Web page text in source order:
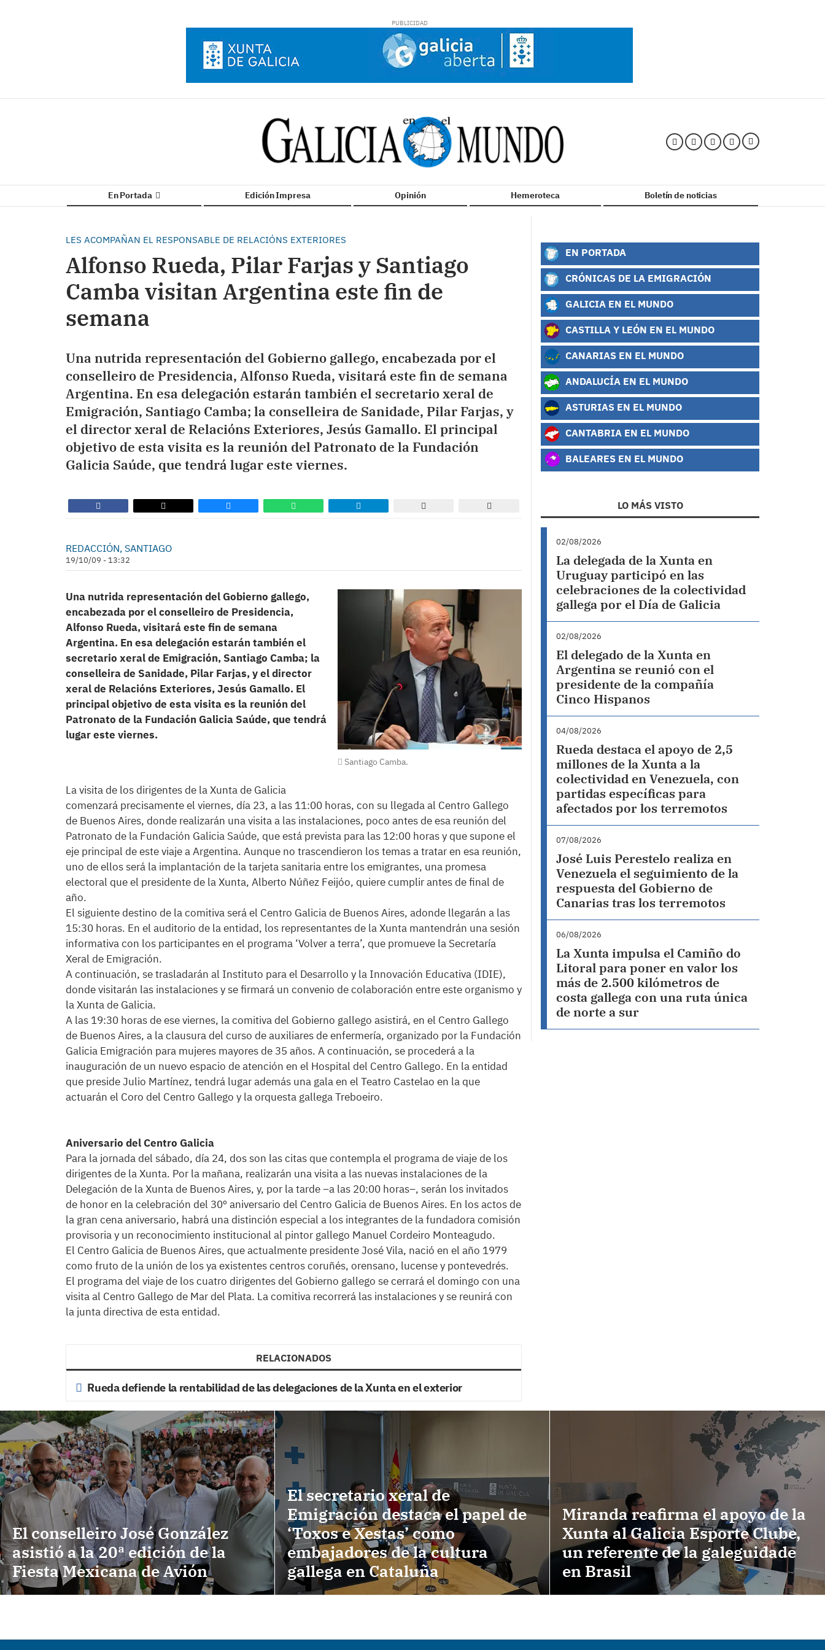
En Portada Edición Impresa Opinión Hemeroteca Boletín de noticias
LES ACOMPAÑAN EL RESPONSABLE DE RELACIÓNS EXTERIORES
Alfonso Rueda, Pilar Farjas y Santiago
Camba visitan Argentina este fin de
semana
Una nutrida representación del Gobierno gallego, encabezada por el
conselleiro de Presidencia, Alfonso Rueda, visitará este fin de semana
Argentina. En esa delegación estarán también el secretario xeral de
Emigración, Santiago Camba; la conselleira de Sanidade, Pilar Farjas, y
el director xeral de Relacións Exteriores, Jesús Gamallo. El principal
objetivo de esta visita es la reunión del Patronato de la Fundación
Galicia Saúde, que tendrá lugar este viernes.
REDACCIÓN, SANTIAGO
19/10/09 - 13:32
Santiago Camba.
Una nutrida representación del Gobierno gallego,
encabezada por el conselleiro de Presidencia,
Alfonso Rueda, visitará este fin de semana
Argentina. En esa delegación estarán también el
secretario xeral de Emigración, Santiago Camba; la
conselleira de Sanidade, Pilar Farjas, y el director
xeral de Relacións Exteriores, Jesús Gamallo. El
principal objetivo de esta visita es la reunión del
Patronato de la Fundación Galicia Saúde, que tendrá
lugar este viernes.
La visita de los dirigentes de la Xunta de Galicia
comenzará precisamente el viernes, día 23, a las 11:00 horas, con su llegada al Centro Gallego
de Buenos Aires, donde realizarán una visita a las instalaciones, poco antes de esa reunión del
Patronato de la Fundación Galicia Saúde, que está prevista para las 12:00 horas y que supone el
eje principal de este viaje a Argentina. Aunque no trascendieron los temas a tratar en esa reunión,
uno de ellos será la implantación de la tarjeta sanitaria entre los emigrantes, una promesa
electoral que el presidente de la Xunta, Alberto Núñez Feijóo, quiere cumplir antes de final de
año.
El siguiente destino de la comitiva será el Centro Galicia de Buenos Aires, adonde llegarán a las
15:30 horas. En el auditorio de la entidad, los representantes de la Xunta mantendrán una sesión
informativa con los participantes en el programa ‘Volver a terra’, que promueve la Secretaría
Xeral de Emigración.
A continuación, se trasladarán al Instituto para el Desarrollo y la Innovación Educativa (IDIE),
donde visitarán las instalaciones y se firmará un convenio de colaboración entre este organismo y
la Xunta de Galicia.
A las 19:30 horas de ese viernes, la comitiva del Gobierno gallego asistirá, en el Centro Gallego
de Buenos Aires, a la clausura del curso de auxiliares de enfermería, organizado por la Fundación
Galicia Emigración para mujeres mayores de 35 años. A continuación, se procederá a la
inauguración de un nuevo espacio de atención en el Hospital del Centro Gallego. En la entidad
que preside Julio Martínez, tendrá lugar además una gala en el Teatro Castelao en la que
actuarán el Coro del Centro Gallego y la orquesta gallega Treboeiro.
Aniversario del Centro Galicia
Para la jornada del sábado, día 24, dos son las citas que contempla el programa de viaje de los
dirigentes de la Xunta. Por la mañana, realizarán una visita a las nuevas instalaciones de la
Delegación de la Xunta de Buenos Aires, y, por la tarde –a las 20:00 horas–, serán los invitados
de honor en la celebración del 30º aniversario del Centro Galicia de Buenos Aires. En los actos de
la gran cena aniversario, habrá una distinción especial a los integrantes de la fundadora comisión
provisoria y un reconocimiento institucional al pintor gallego Manuel Cordeiro Monteagudo.
El Centro Galicia de Buenos Aires, que actualmente presidente José Vila, nació en el año 1979
como fruto de la unión de los ya existentes centros coruñés, orensano, lucense y pontevedrés.
El programa del viaje de los cuatro dirigentes del Gobierno gallego se cerrará el domingo con una
visita al Centro Gallego de Mar del Plata. La comitiva recorrerá las instalaciones y se reunirá con
la junta directiva de esta entidad.
RELACIONADOS
Rueda defiende la rentabilidad de las delegaciones de la Xunta en el exterior
EN PORTADA
CRÓNICAS DE LA EMIGRACIÓN
GALICIA EN EL MUNDO
CASTILLA Y LEÓN EN EL MUNDO
CANARIAS EN EL MUNDO
ANDALUCÍA EN EL MUNDO
ASTURIAS EN EL MUNDO
CANTABRIA EN EL MUNDO
BALEARES EN EL MUNDO
LO MÁS VISTO
02/08/2026
La delegada de la Xunta en
Uruguay participó en las
celebraciones de la colectividad
gallega por el Día de Galicia
02/08/2026
El delegado de la Xunta en
Argentina se reunió con el
presidente de la compañía
Cinco Hispanos
04/08/2026
Rueda destaca el apoyo de 2,5
millones de la Xunta a la
colectividad en Venezuela, con
partidas específicas para
afectados por los terremotos
07/08/2026
José Luis Perestelo realiza en
Venezuela el seguimiento de la
respuesta del Gobierno de
Canarias tras los terremotos
06/08/2026
La Xunta impulsa el Camiño do
Litoral para poner en valor los
más de 2.500 kilómetros de
costa gallega con una ruta única
de norte a sur
El conselleiro José González
asistió a la 20ª edición de la
Fiesta Mexicana de Avión
El secretario xeral de
Emigración destaca el papel de
‘Toxos e Xestas’ como
embajadores de la cultura
gallega en Cataluña
Miranda reafirma el apoyo de la
Xunta al Galicia Esporte Clube,
un referente de la galeguidade
en Brasil